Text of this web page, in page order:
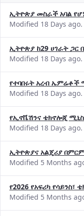
ኢትዮጵያ መስራች አባል
Modified 18 Days ago.
ኢትዮጵያ ከ29 ሀገራት ጋር
Modified 18 Days ago.
የተባበሩት አረብ ኤምሬቶች
Modified 18 Days ago.
የኢኖቬሽንና ቴክኖሎጂ
Modified 18 Days ago.
ኢትዮጵያና አልጄሪያ
Modified 5 Months
የ2026 የአፍሪካ
Modified 5 Months